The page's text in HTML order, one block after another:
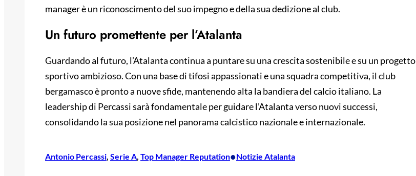
manager è un riconoscimento del suo impegno e della sua dedizione al club.
Un futuro promettente per l’Atalanta
Guardando al futuro, l’Atalanta continua a puntare su una crescita sostenibile e su un progetto
sportivo ambizioso. Con una base di tifosi appassionati e una squadra competitiva, il club
bergamasco è pronto a nuove sfide, mantenendo alta la bandiera del calcio italiano. La
leadership di Percassi sarà fondamentale per guidare l’Atalanta verso nuovi successi,
consolidando la sua posizione nel panorama calcistico nazionale e internazionale.
Antonio Percassi, Serie A, Top Manager Reputation•Notizie Atalanta